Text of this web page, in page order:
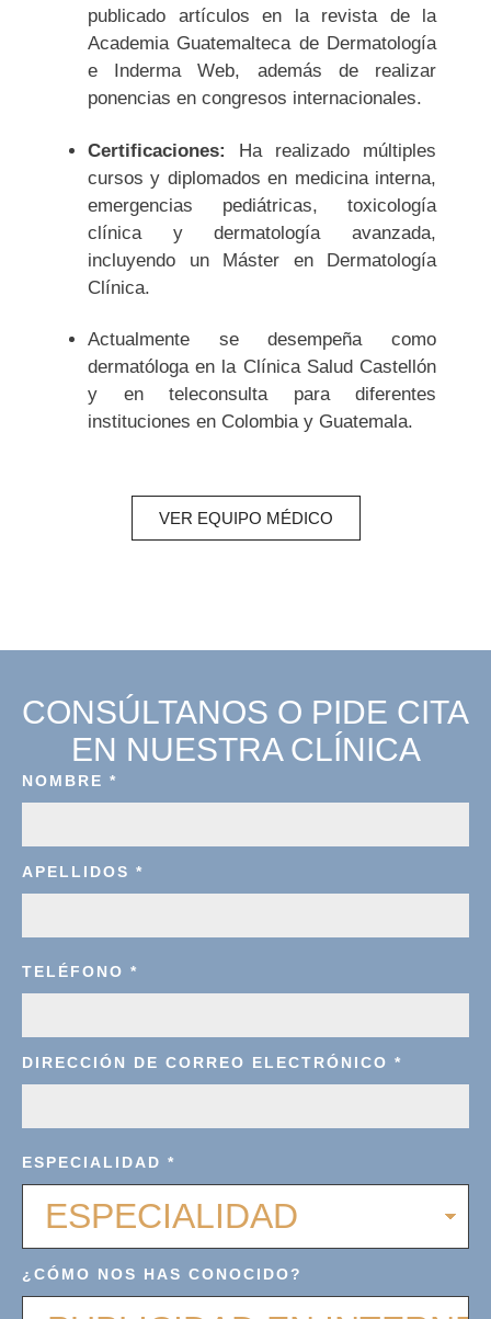
publicado artículos en la revista de la
Academia Guatemalteca de Dermatología
e Inderma Web, además de realizar
ponencias en congresos internacionales.
Certificaciones:
Ha realizado múltiples
cursos y diplomados en medicina interna,
emergencias pediátricas, toxicología
clínica y dermatología avanzada,
incluyendo un Máster en Dermatología
Clínica.
Actualmente se desempeña como
dermatóloga en la Clínica Salud Castellón
y en teleconsulta para diferentes
instituciones en Colombia y Guatemala.
VER EQUIPO MÉDICO
CONSÚLTANOS O PIDE CITA
EN NUESTRA CLÍNICA
NOMBRE *
APELLIDOS *
TELÉFONO *
DIRECCIÓN DE CORREO ELECTRÓNICO *
ESPECIALIDAD *
¿CÓMO NOS HAS CONOCIDO?